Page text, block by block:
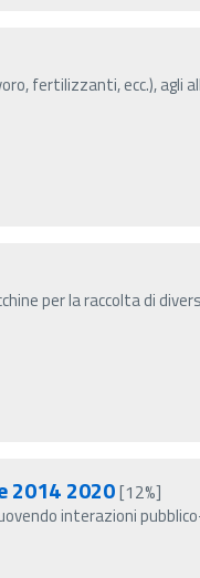
fertilizzanti, ecc.), agli
per la raccolta di
2014 2020[12%]
interazioni